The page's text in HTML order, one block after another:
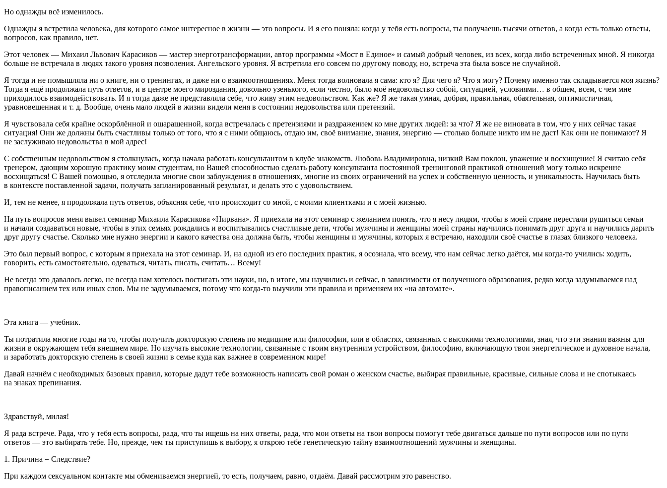
Но однажды всё изменилось.
Однажды я встретила человека, для которого самое интересное в жизни ― это вопросы. И я его поняла: когда у тебя есть вопросы, ты получаешь тысячи ответов, а когда есть только ответы,
вопросов, как правило, нет.
Этот человек ― Михаил Львович Карасиков ― мастер энерготрансформации, автор программы «Мост в Единое» и самый добрый человек, из всех, когда либо встреченных мной. Я никогда
больше не встречала в людях такого уровня позволения. Ангельского уровня. Я встретила его совсем по другому поводу, но, встреча эта была вовсе не случайной.
Я тогда и не помышляла ни о книге, ни о тренингах, и даже ни о взаимоотношениях. Меня тогда волновала я сама: кто я? Для чего я? Что я могу? Почему именно так складывается моя жизнь?
Тогда я ещё продолжала путь ответов, и в центре моего мироздания, довольно узенького, если честно, было моё недовольство собой, ситуацией, условиями… в общем, всем, с чем мне
приходилось взаимодействовать. И я тогда даже не представляла себе, что живу этим недовольством. Как же? Я же такая умная, добрая, правильная, обаятельная, оптимистичная,
уравновешенная и т. д. Вообще, очень мало людей в жизни видели меня в состоянии недовольства или претензий.
Я чувствовала себя крайне оскорблённой и ошарашенной, когда встречалась с претензиями и раздражением ко мне других людей: за что? Я же не виновата в том, что у них сейчас такая
ситуация! Они же должны быть счастливы только от того, что я с ними общаюсь, отдаю им, своё внимание, знания, энергию — столько больше никто им не даст! Как они не понимают? Я
не заслуживаю недовольства в мой адрес!
С собственным недовольством я столкнулась, когда начала работать консультантом в клубе знакомств. Любовь Владимировна, низкий Вам поклон, уважение и восхищение! Я считаю себя
тренером, дающим хорошую практику моим студентам, но Вашей способностью сделать работу консультанта постоянной тренинговой практикой отношений могу только искренне
восхищаться! С Вашей помощью, я отследила многие свои заблуждения в отношениях, многие из своих ограничений на успех и собственную ценность, и уникальность. Научилась быть
в контексте поставленной задачи, получать запланированный результат, и делать это с удовольствием.
И, тем не менее, я продолжала путь ответов, объясняя себе, что происходит со мной, с моими клиентками и с моей жизнью.
На путь вопросов меня вывел семинар Михаила Карасикова «Нирвана». Я приехала на этот семинар с желанием понять, что я несу людям, чтобы в моей стране перестали рушиться семьи
и начали создаваться новые, чтобы в этих семьях рождались и воспитывались счастливые дети, чтобы мужчины и женщины моей страны научились понимать друг друга и научились дарить
друг другу счастье. Сколько мне нужно энергии и какого качества она должна быть, чтобы женщины и мужчины, которых я встречаю, находили своё счастье в глазах близкого человека.
Это был первый вопрос, с которым я приехала на этот семинар. И, на одной из его последних практик, я осознала, что всему, что нам сейчас легко даётся, мы когда-то учились: ходить,
говорить, есть самостоятельно, одеваться, читать, писать, считать… Всему!
Не всегда это давалось легко, не всегда нам хотелось постигать эти науки, но, в итоге, мы научились и сейчас, в зависимости от полученного образования, редко когда задумываемся над
правописанием тех или иных слов. Мы не задумываемся, потому что когда-то выучили эти правила и применяем их «на автомате».
Эта книга ― учебник.
Ты потратила многие годы на то, чтобы получить докторскую степень по медицине или философии, или в областях, связанных с высокими технологиями, зная, что эти знания важны для
жизни в окружающем тебя внешнем мире. Но изучать высокие технологии, связанные с твоим внутренним устройством, философию, включающую твои энергетическое и духовное начала,
и заработать докторскую степень в своей жизни в семье куда как важнее в современном мире!
Давай начнём с необходимых базовых правил, которые дадут тебе возможность написать свой роман о женском счастье, выбирая правильные, красивые, сильные слова и не спотыкаясь
на знаках препинания.
Здравствуй, милая!
Я рада встрече. Рада, что у тебя есть вопросы, рада, что ты ищешь на них ответы, рада, что мои ответы на твои вопросы помогут тебе двигаться дальше по пути вопросов или по пути
ответов — это выбирать тебе. Но, прежде, чем ты приступишь к выбору, я открою тебе генетическую тайну взаимоотношений мужчины и женщины.
1. Причина = Следствие?
При каждом сексуальном контакте мы обмениваемся энергией, то есть, получаем, равно, отдаём. Давай рассмотрим это равенство.